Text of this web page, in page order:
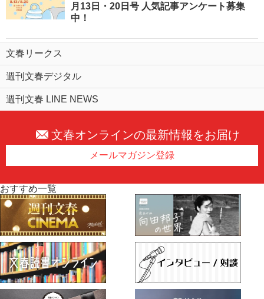
月13日・20日号 人気記事アンケート募集
中！
文春リークス
週刊文春デジタル
週刊文春 LINE NEWS
文春オンラインの最新情報をお届け
メールマガジン登録
おすすめ一覧